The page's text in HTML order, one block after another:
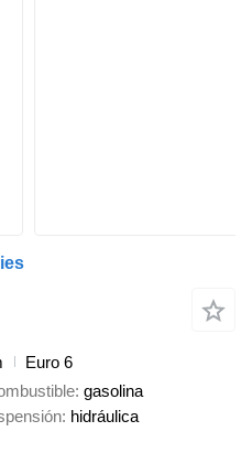
Euro 6
gasolina
hidráulica